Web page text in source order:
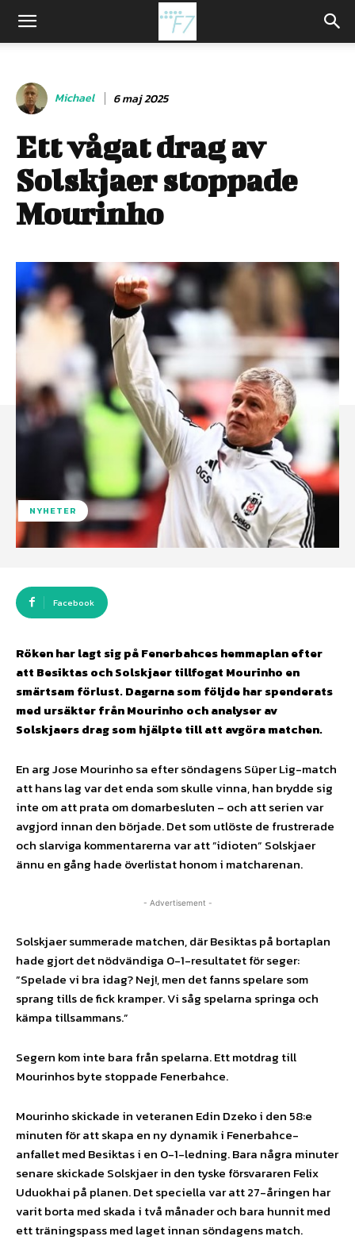
Michael 6 maj 2025
Ett vågat drag av
Solskjaer stoppade
Mourinho
NYHETER
Facebook
Röken har lagt sig på Fenerbahces hemmaplan efter
att Besiktas och Solskjaer tillfogat Mourinho en
smärtsam förlust. Dagarna som följde har spenderats
med ursäkter från Mourinho och analyser av
Solskjaers drag som hjälpte till att avgöra matchen.
En arg Jose Mourinho sa efter söndagens Süper Lig-match
att hans lag var det enda som skulle vinna, han brydde sig
inte om att prata om domarbesluten – och att serien var
avgjord innan den började. Det som utlöste de frustrerade
och slarviga kommentarerna var att ”idioten” Solskjaer
ännu en gång hade överlistat honom i matcharenan.
- Advertisement -
Solskjaer summerade matchen, där Besiktas på bortaplan
hade gjort det nödvändiga 0-1-resultatet för seger:
”Spelade vi bra idag? Nej!, men det fanns spelare som
sprang tills de fick kramper. Vi såg spelarna springa och
kämpa tillsammans.”
Segern kom inte bara från spelarna. Ett motdrag till
Mourinhos byte stoppade Fenerbahce.
Mourinho skickade in veteranen Edin Dzeko i den 58:e
minuten för att skapa en ny dynamik i Fenerbahce-
anfallet med Besiktas i en 0-1-ledning. Bara några minuter
senare skickade Solskjaer in den tyske försvararen Felix
Uduokhai på planen. Det speciella var att 27-åringen har
varit borta med skada i två månader och bara hunnit med
ett träningspass med laget innan söndagens match.